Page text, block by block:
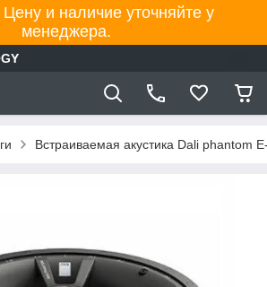
и наличие уточняйте у
менеджера.
Встраиваемая акустика Dali phantom